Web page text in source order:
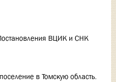
ВЦИК и СНК
в Томскую область.